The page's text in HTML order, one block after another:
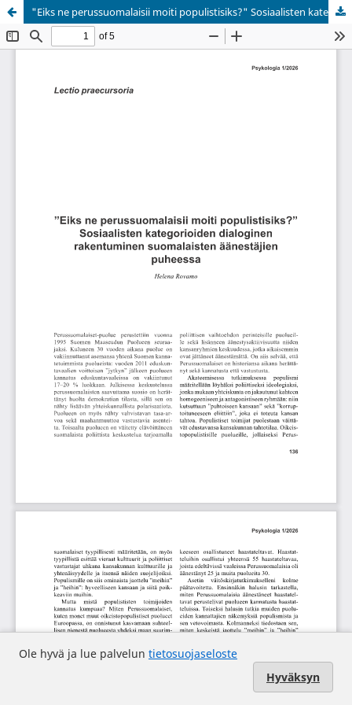
"Eiks ne perussuomalaisii moiti populistisiks?" Sosiaalisten kategorioiden dialoginen rakentuminen suomalaisten äänestäjien puheessa
Ole hyvä ja lue palvelun tietosuojaseloste
Hyväksyn
Tieteellisten seurain valtuuskunta